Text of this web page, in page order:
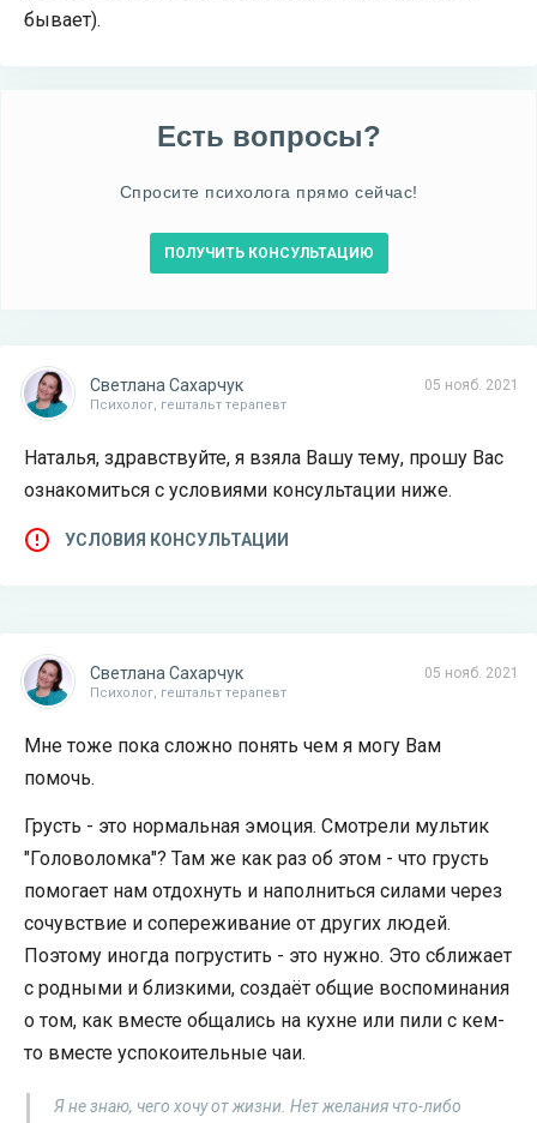
бывает).
Есть вопросы?
Спросите психолога прямо сейчас!
ПОЛУЧИТЬ КОНСУЛЬТАЦИЮ
05 нояб. 2021
Светлана Сахарчук
Психолог, гештальт терапевт
Наталья, здравствуйте, я взяла Вашу тему, прошу Вас
ознакомиться с условиями консультации ниже.
УСЛОВИЯ КОНСУЛЬТАЦИИ
05 нояб. 2021
Светлана Сахарчук
Психолог, гештальт терапевт
Мне тоже пока сложно понять чем я могу Вам
помочь.
Грусть - это нормальная эмоция. Смотрели мультик
"Головоломка"? Там же как раз об этом - что грусть
помогает нам отдохнуть и наполниться силами через
сочувствие и сопереживание от других людей.
Поэтому иногда погрустить - это нужно. Это сближает
с родными и близкими, создаёт общие воспоминания
о том, как вместе общались на кухне или пили с кем-
то вместе успокоительные чаи.
Я не знаю, чего хочу от жизни. Нет желания что-либо